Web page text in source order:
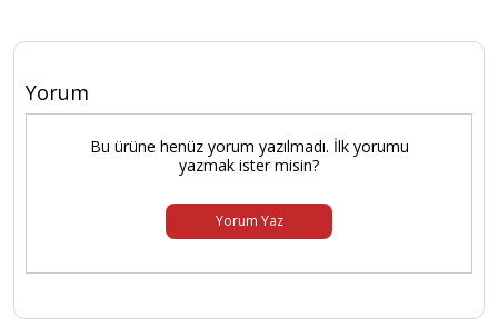
Yorum
Bu ürüne henüz yorum yazılmadı. İlk yorumu
yazmak ister misin?
Yorum Yaz